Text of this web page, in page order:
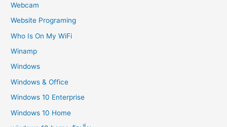
Webcam
Website Programing
Who Is On My WiFi
Winamp
Windows
Windows & Office
Windows 10 Enterprise
Windows 10 Home